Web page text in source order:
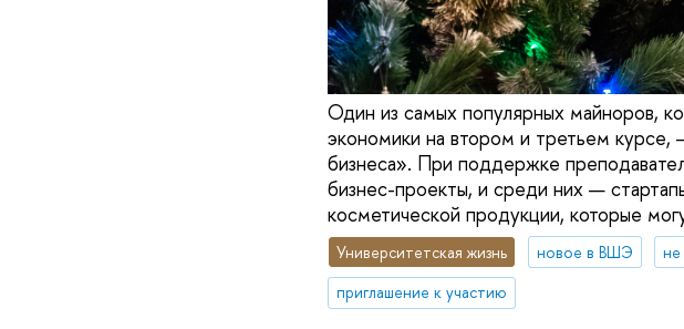
Один из самых популярных майноров,
экономики на втором и третьем курсе,
бизнеса». При поддержке
бизнес-проекты, и среди них —
косметической продукции, которые
Университетская жизнь новое в ВШЭ не
приглашение к участию